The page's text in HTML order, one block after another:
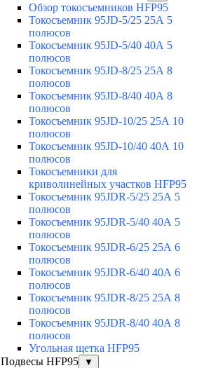
Обзор токосъемников HFP95
Токосъемник 95JD-5/25 25А 5
полюсов
Токосъемник 95JD-5/40 40А 5
полюсов
Токосъемник 95JD-8/25 25А 8
полюсов
Токосъемник 95JD-8/40 40А 8
полюсов
Токосъемник 95JD-10/25 25А 10
полюсов
Токосъемник 95JD-10/40 40А 10
полюсов
Токосъемники для
криволинейных участков HFP95
Токосъемник 95JDR-5/25 25А 5
полюсов
Токосъемник 95JDR-5/40 40А 5
полюсов
Токосъемник 95JDR-6/25 25А 6
полюсов
Токосъемник 95JDR-6/40 40А 6
полюсов
Токосъемник 95JDR-8/25 25А 8
полюсов
Токосъемник 95JDR-8/40 40А 8
полюсов
Угольная щетка HFP95
Подвесы HFP95
▼